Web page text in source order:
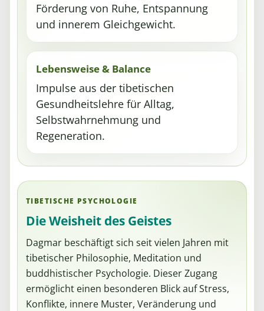
Förderung von Ruhe, Entspannung
und innerem Gleichgewicht.
Lebensweise & Balance
Impulse aus der tibetischen
Gesundheitslehre für Alltag,
Selbstwahrnehmung und
Regeneration.
TIBETISCHE PSYCHOLOGIE
Die Weisheit des Geistes
Dagmar beschäftigt sich seit vielen Jahren mit
tibetischer Philosophie, Meditation und
buddhistischer Psychologie. Dieser Zugang
ermöglicht einen besonderen Blick auf Stress,
Konflikte, innere Muster, Veränderung und